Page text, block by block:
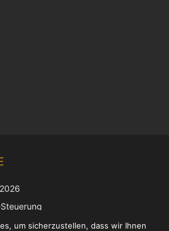
um sicherzustellen, dass wir Ihnen
French